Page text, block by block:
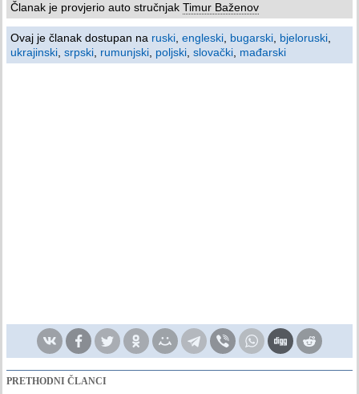
Članak je provjerio auto stručnjak Timur Baženov
Ovaj je članak dostupan na ruski engleski bugarski bjeloruski
ukrajinski srpski rumunjski poljski slovački mađarski
PRETHODNI ČLANCI